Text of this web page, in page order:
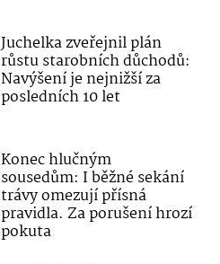
Juchelka zveřejnil plán
růstu starobních důchodů:
Navýšení je nejnižší za
posledních 10 let
Konec hlučným
sousedům: I běžné sekání
trávy omezují přísná
pravidla. Za porušení hrozí
pokuta